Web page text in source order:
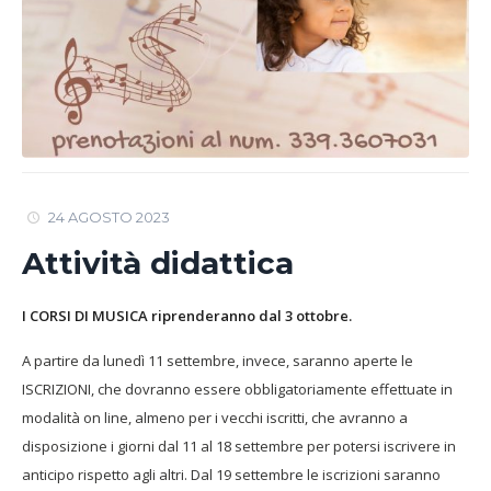
24 AGOSTO 2023
Attività didattica
I CORSI DI MUSICA riprenderanno dal 3 ottobre.
A partire da lunedì 11 settembre, invece, saranno aperte le
ISCRIZIONI, che dovranno essere obbligatoriamente effettuate in
modalità on line, almeno per i vecchi iscritti, che avranno a
disposizione i giorni dal 11 al 18 settembre per potersi iscrivere in
anticipo rispetto agli altri. Dal 19 settembre le iscrizioni saranno